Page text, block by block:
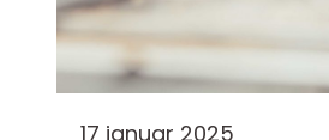
17 januar 2025